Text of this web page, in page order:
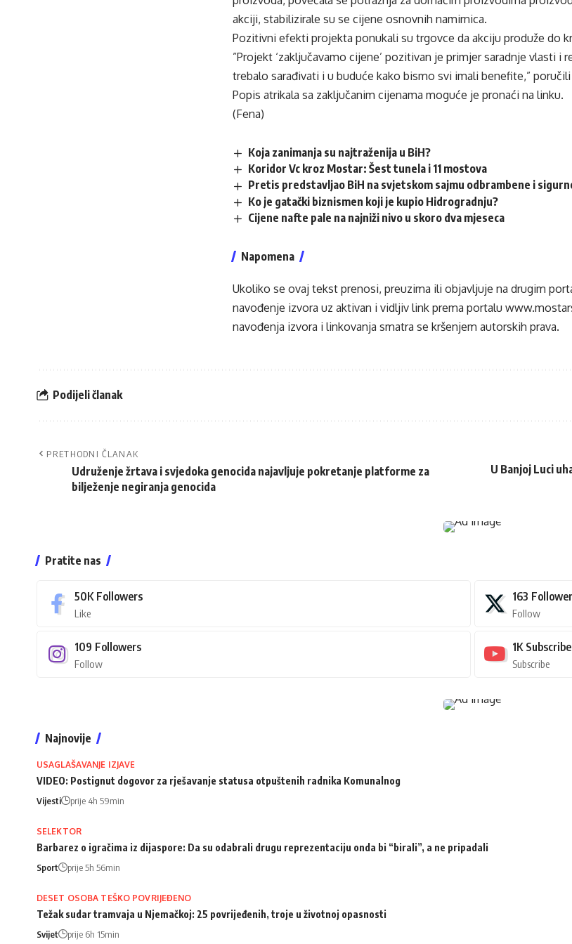
akciji, stabilizirale su se cijene osnovnih namirnica.
Pozitivni efekti projekta ponukali su trgovce da akciju produže do
”Projekt ‘zaključavamo cijene’ pozitivan je primjer saradnje vlasti i
trebalo sarađivati i u buduće kako bismo svi imali benefite,”
Popis atrikala sa zaključanim cijenama moguće je pronaći na linku.
(Fena)
Koja zanimanja su najtraženija u BiH?
Koridor Vc kroz Mostar: Šest tunela i 11 mostova
Pretis predstavljao BiH na svjetskom sajmu odbrambene i
Ko je gatački biznismen koji je kupio Hidrogradnju?
Cijene nafte pale na najniži nivo u skoro dva mjeseca
Napomena
Ukoliko se ovaj tekst prenosi, preuzima ili objavljuje na drugim
navođenje izvora uz aktivan i vidljiv link prema portalu
navođenja izvora i linkovanja smatra se kršenjem autorskih prava.
Podijeli članak
PRETHODNI ČLANAK
Udruženje žrtava i svjedoka genocida najavljuje pokretanje platforme za
bilježenje negiranja genocida
U Banjoj Luci
Pratite nas
50K Followers
Like
163
Follow
109 Followers
Follow
1K
Subscribe
Najnovije
USAGLAŠAVANJE IZJAVE
VIDEO: Postignut dogovor za rješavanje statusa otpuštenih radnika Komunalnog
Vijesti prije 4h 59min
SELEKTOR
Barbarez o igračima iz dijaspore: Da su odabrali drugu reprezentaciju onda bi “birali”, a ne pripadali
Sport prije 5h 56min
DESET OSOBA TEŠKO POVRIJEĐENO
Težak sudar tramvaja u Njemačkoj: 25 povrijeđenih, troje u životnoj opasnosti
Svijet prije 6h 15min